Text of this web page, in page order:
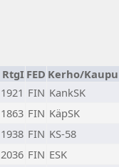
RtgI FED Kerho/
1921 FIN KankSK
1863 FIN KäpSK
1938 FIN KS-58
2036 FIN ESK